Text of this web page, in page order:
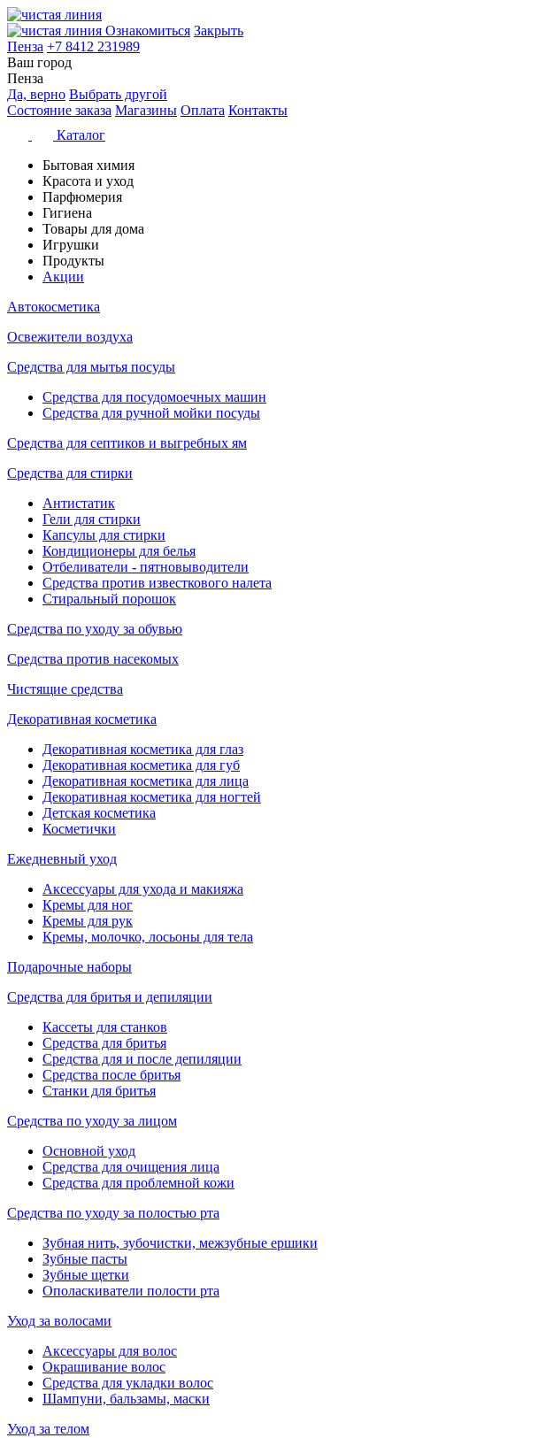
Ознакомиться Закрыть
Пенза +7 8412 231989
Ваш город
Пенза
Да, верно Выбрать другой
Состояние заказа Магазины Оплата Контакты
Каталог
Бытовая химия
Красота и уход
Парфюмерия
Гигиена
Товары для дома
Игрушки
Продукты
Акции
Автокосметика
Освежители воздуха
Средства для мытья посуды
Средства для посудомоечных машин
Средства для ручной мойки посуды
Средства для септиков и выгребных ям
Средства для стирки
Антистатик
Гели для стирки
Капсулы для стирки
Кондиционеры для белья
Отбеливатели - пятновыводители
Средства против известкового налета
Стиральный порошок
Средства по уходу за обувью
Средства против насекомых
Чистящие средства
Декоративная косметика
Декоративная косметика для глаз
Декоративная косметика для губ
Декоративная косметика для лица
Декоративная косметика для ногтей
Детская косметика
Косметички
Ежедневный уход
Аксессуары для ухода и макияжа
Кремы для ног
Кремы для рук
Кремы, молочко, лосьоны для тела
Подарочные наборы
Средства для бритья и депиляции
Кассеты для станков
Средства для бритья
Средства для и после депиляции
Средства после бритья
Станки для бритья
Средства по уходу за лицом
Основной уход
Средства для очищения лица
Средства для проблемной кожи
Средства по уходу за полостью рта
Зубная нить, зубочистки, межзубные ершики
Зубные пасты
Зубные щетки
Ополаскиватели полости рта
Уход за волосами
Аксессуары для волос
Окрашивание волос
Средства для укладки волос
Шампуни, бальзамы, маски
Уход за телом